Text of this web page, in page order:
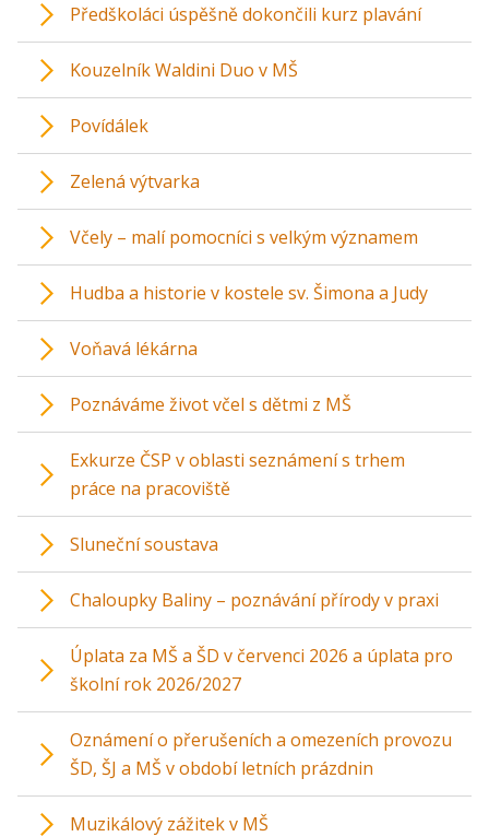
Předškoláci úspěšně dokončili kurz plavání
Kouzelník Waldini Duo v MŠ
Povídálek
Zelená výtvarka
Včely – malí pomocníci s velkým významem
Hudba a historie v kostele sv. Šimona a Judy
Voňavá lékárna
Poznáváme život včel s dětmi z MŠ
Exkurze ČSP v oblasti seznámení s trhem
práce na pracoviště
Sluneční soustava
Chaloupky Baliny – poznávání přírody v praxi
Úplata za MŠ a ŠD v červenci 2026 a úplata pro
školní rok 2026/2027
Oznámení o přerušeních a omezeních provozu
ŠD, ŠJ a MŠ v období letních prázdnin
Muzikálový zážitek v MŠ